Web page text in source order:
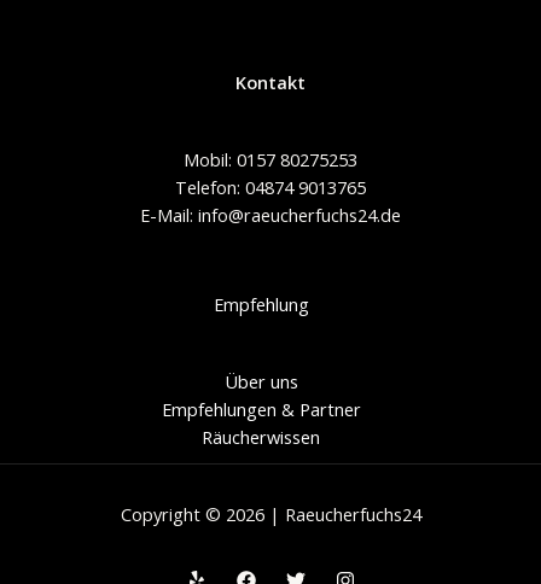
Kontakt
Mobil: 0157 80275253
Telefon: 04874 9013765
E-Mail: info@raeucherfuchs24.de
Empfehlung
Über uns
Empfehlungen & Partner
Räucherwissen
Copyright © 2026 | Raeucherfuchs24